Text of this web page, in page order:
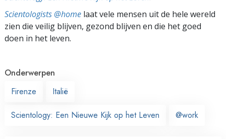
Scientologists @home laat vele mensen uit de hele wereld
zien die veilig blijven, gezond blijven en die het goed
doen in het leven.
Onderwerpen
Firenze
Italië
Scientology: Een Nieuwe Kijk op het Leven @work